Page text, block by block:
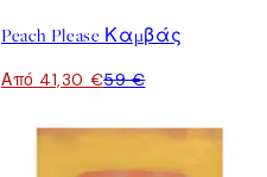
Peach Please Καμβάς
Από 41,30 €59 €